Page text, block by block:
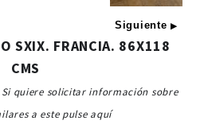
Siguiente▶
SXIX. FRANCIA. 86X118
CMS
Si quiere solicitar información sobre
a este pulse aquí